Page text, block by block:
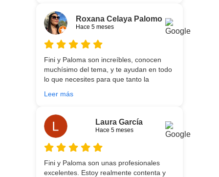
agradables y tan cercanas que la
experiencia es fantástica. Puntualizar
también que los chicos que nos trajeron y
montaron todo lo hicieron perfectamente,
perfectamente y a nuestro gusto, además
muy rápidos. Volveremos a contar con
ellos para futuras compras. Muchas
gracias!
Roxana Celaya Palomo
Hace 5 meses
Fini y Paloma son increíbles, conocen
muchísimo del tema, y te ayudan en todo
lo que necesites para que tanto la
que estés necesitando sean los mejores.
trabajo impecable en el transporte y
montaje, unos chicos encantadores. Hace
5 años conocí la tienda, y vuelvo
encantada de contar con su asesoría y
equipo.
Leer más
Laura García
Hace 5 meses
Fini y Paloma son unas profesionales
excelentes. Estoy realmente contenta y